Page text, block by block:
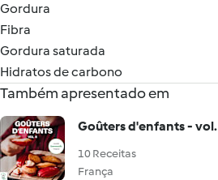
Gordura
Fibra
Gordura saturada
Hidratos de carbono
Também apresentado em
Goûters d'enfants -
10 Receitas
França